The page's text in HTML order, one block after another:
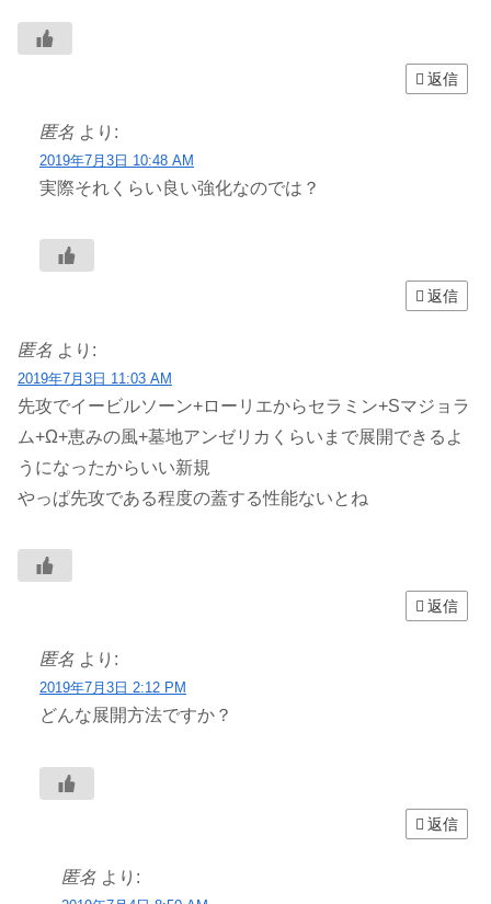
返信
匿名 より:
2019年7月3日 10:48 AM
実際それくらい良い強化なのでは？
返信
匿名 より:
2019年7月3日 11:03 AM
先攻でイービルソーン+ローリエからセラミン+Sマジョラ
ム+Ω+恵みの風+墓地アンゼリカくらいまで展開できるよ
うになったからいい新規
やっぱ先攻である程度の蓋する性能ないとね
返信
匿名 より:
2019年7月3日 2:12 PM
どんな展開方法ですか？
返信
匿名 より: